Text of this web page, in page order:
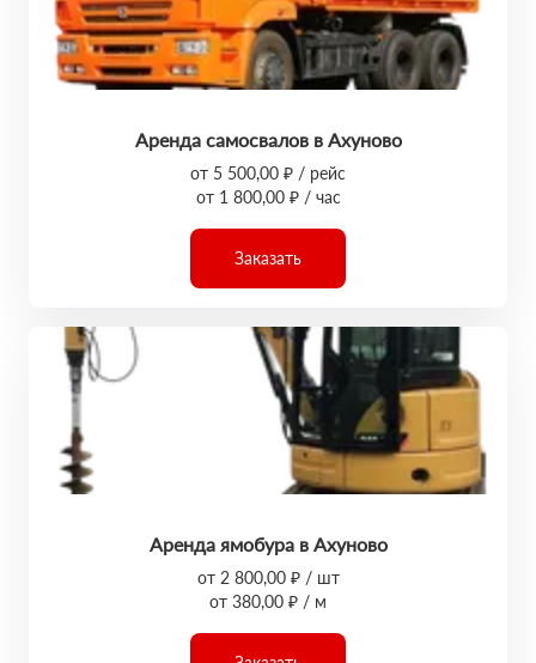
Аренда самосвалов в Ахуново
от 5 500,00 ₽ / рейс
от 1 800,00 ₽ / час
Заказать
Аренда ямобура в Ахуново
от 2 800,00 ₽ / шт
от 380,00 ₽ / м